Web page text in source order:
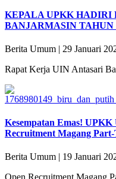
KEPALA UPKK HADIRI
BANJARMASIN TAHUN
Berita Umum | 29 Januari
Rapat Kerja UIN Antasari
Kesempatan Emas!
Recruitment Magang Part-
Berita Umum | 19 Januari